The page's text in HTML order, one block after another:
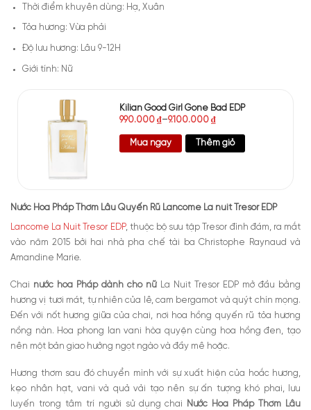
Thời điểm khuyên dùng: Hạ, Xuân
Tỏa hương: Vừa phải
Độ lưu hương: Lâu 9-12H
Giới tính: Nữ
Kilian Good Girl Gone Bad EDP
990.000₫–9.100.000₫
Mua ngay Thêm giỏ
Nước Hoa Pháp Thơm Lâu Quyến Rũ Lancome La nuit Tresor EDP
Lancome La Nuit Tresor EDP, thuộc bộ sưu tập Tresor đình đám, ra mắt
vào năm 2015 bởi hai nhà pha chế tài ba Christophe Raynaud và
Amandine Marie.
Chai nước hoa Pháp dành cho nữLa Nuit Tresor EDP mở đầu bằng
hương vị tươi mát, tự nhiên của lê, cam bergamot và quýt chín mọng.
Đến với nốt hương giữa của chai, nơi hoa hồng quyến rũ tỏa hương
nồng nàn. Hoa phong lan vani hòa quyện cùng hoa hồng đen, tạo
nên một bản giao hưởng ngọt ngào và đầy mê hoặc.
Hương thơm sau đó chuyển mình với sự xuất hiện của hoắc hương,
kẹo nhân hạt, vani và quả vải tạo nên sự ấn tượng khó phai, lưu
luyến trong tâm trí người sử dụng chai
Nước Hoa Pháp Thơm Lâu